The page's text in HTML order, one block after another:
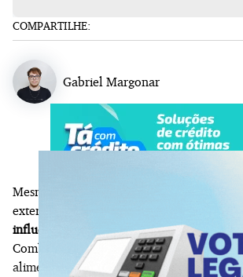
COMPARTILHE:
Gabriel Margonar
Mesmo sem comprar dólares ou realizar
exterior, os
influência da moeda norte-americana
Combustíveis, medicamentos, eletrônicos,
alimentos e diversos insumos têm preços